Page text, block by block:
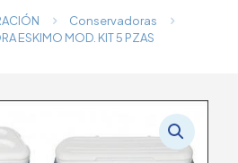
Conservadoras
ESKIMO MOD. KIT 5 PZAS